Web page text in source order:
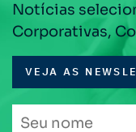
Notícias
Corporativas,
VEJA AS